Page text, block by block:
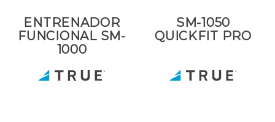
ENTRENADOR
FUNCIONAL SM-
1000
SM-1050
QUICKFIT PRO